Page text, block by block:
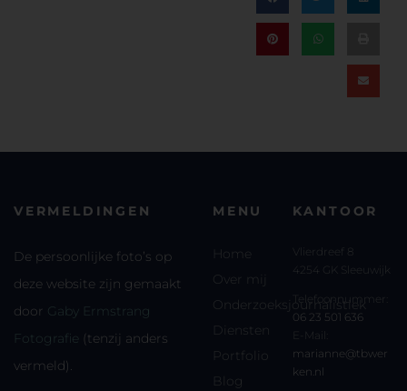
VERMELDINGEN
De persoonlijke foto’s op
deze website zijn gemaakt
door Gaby Ermstrang
Fotografie (tenzij anders
vermeld).
MENU
Home
Over mij
Onderzoeksjournalistiek
Diensten
Portfolio
Blog
KANTOOR
Vlierdreef 8
4254 GK Sleeuwijk
Telefoonnummer:
06 23 501 636
E-Mail:
marianne@tbwer
ken.nl